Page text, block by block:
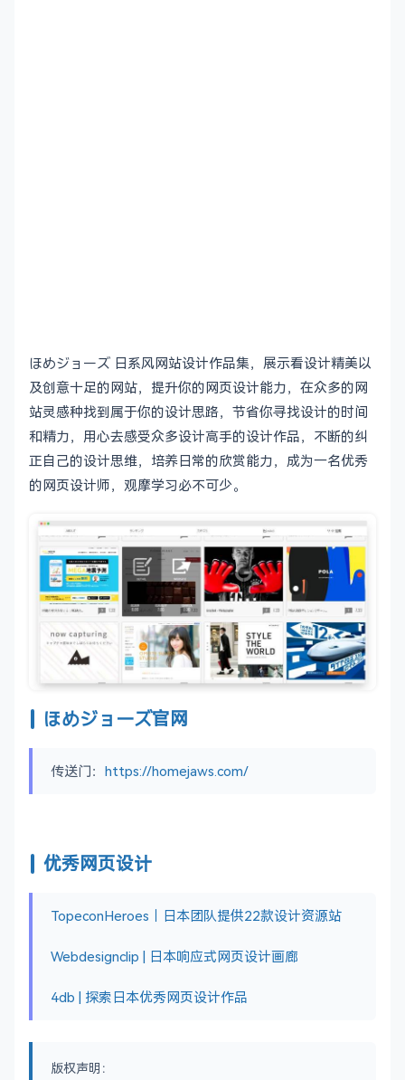
ほめジョーズ 日系风网站设计作品集，展示看设计精美以
及创意十足的网站，提升你的网页设计能力，在众多的网
站灵感种找到属于你的设计思路，节省你寻找设计的时间
和精力，用心去感受众多设计高手的设计作品，不断的纠
正自己的设计思维，培养日常的欣赏能力，成为一名优秀
的网页设计师，观摩学习必不可少。
ほめジョーズ官网
传送门： https://homejaws.com/
优秀网页设计
TopeconHeroes｜日本团队提供22款设计资源站
Webdesignclip | 日本响应式网页设计画廊
4db | 探索日本优秀网页设计作品
版权声明：